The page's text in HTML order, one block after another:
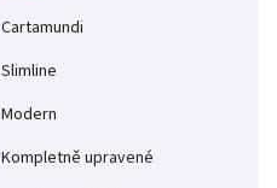
Cartamundi
Slimline
Modern
Kompletně upravené